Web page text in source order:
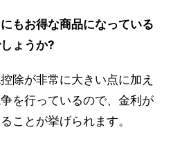
もお得な商品になっている
ょうか?
除が非常に大きい点に加え
を行っているので、金利が
ことが挙げられます。